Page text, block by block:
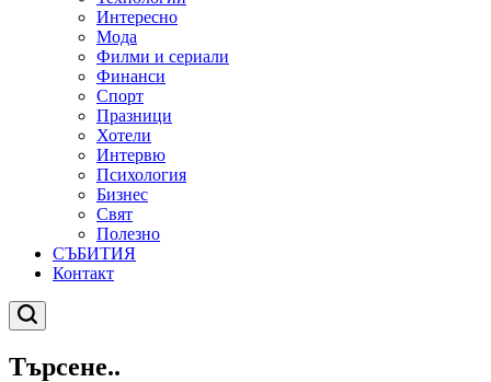
Интересно
Мода
Филми и сериали
Финанси
Спорт
Празници
Хотели
Интервю
Психология
Бизнес
Свят
Полезно
СЪБИТИЯ
Контакт
Търсене
Търсене..